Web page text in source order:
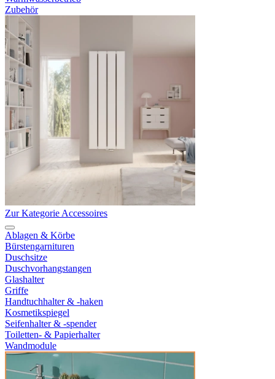
Zubehör
Zur Kategorie Accessoires
Ablagen & Körbe
Bürstengarnituren
Duschsitze
Duschvorhangstangen
Glashalter
Griffe
Handtuchhalter & -haken
Kosmetikspiegel
Seifenhalter & -spender
Toiletten- & Papierhalter
Wandmodule